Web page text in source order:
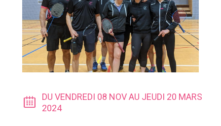
DU VENDREDI 08 NOV AU JEUDI 20 MARS
2024